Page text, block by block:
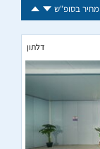
מחיר בסופ"ש
דלתון